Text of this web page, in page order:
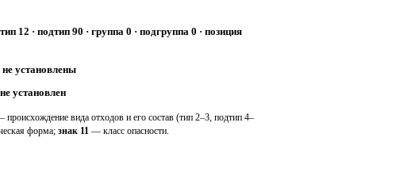
тип 12 · подтип 90 · группа 0 · подгруппа 0 · позиция
не установлены
не установлен
происхождение вида отходов и его состав (тип 2–3, подтип 4–
форма; знак 11 — класс опасности.